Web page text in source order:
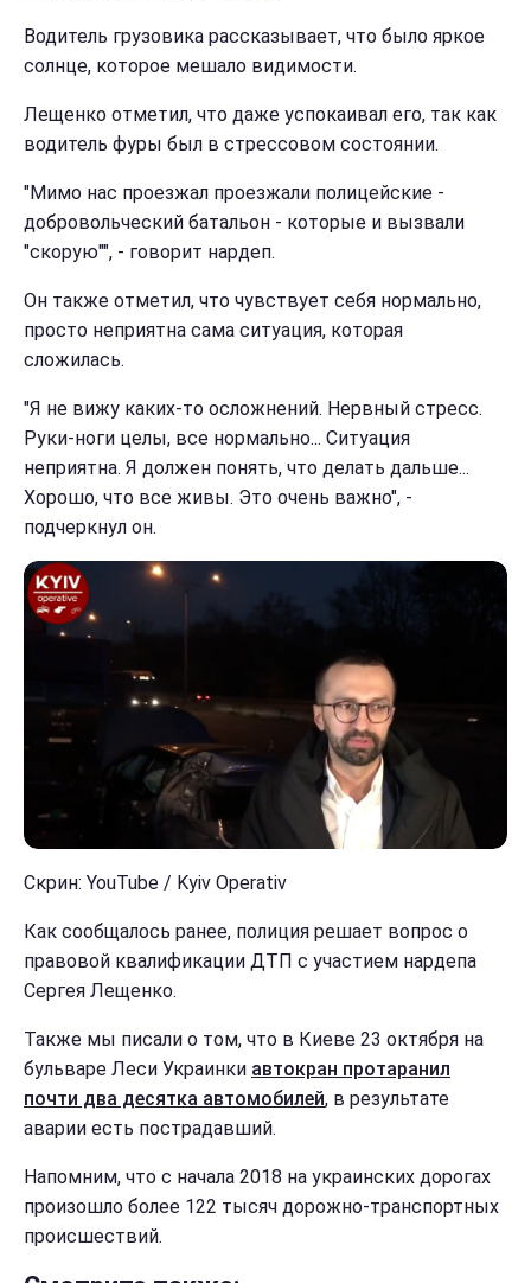
Водитель грузовика рассказывает, что было яркое
солнце, которое мешало видимости.
Лещенко отметил, что даже успокаивал его, так как
водитель фуры был в стрессовом состоянии.
"Мимо нас проезжал проезжали полицейские -
добровольческий батальон - которые и вызвали
"скорую"", - говорит нардеп.
Он также отметил, что чувствует себя нормально,
просто неприятна сама ситуация, которая
сложилась.
"Я не вижу каких-то осложнений. Нервный стресс.
Руки-ноги целы, все нормально... Ситуация
неприятна. Я должен понять, что делать дальше...
Хорошо, что все живы. Это очень важно", -
подчеркнул он.
Скрин: YouTube / Kyiv Operativ
Как сообщалось ранее, полиция решает вопрос о
правовой квалификации ДТП с участием нардепа
Сергея Лещенко.
Также мы писали о том, что в Киеве 23 октября на
бульваре Леси Украинки автокран протаранил
почти два десятка автомобилей, в результате
аварии есть пострадавший.
Напомним, что с начала 2018 на украинских дорогах
произошло более 122 тысяч дорожно-транспортных
происшествий.